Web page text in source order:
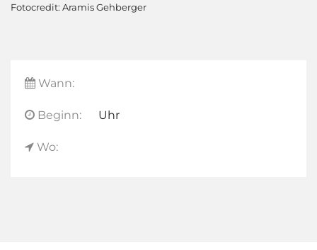
Fotocredit: Aramis Gehberger
Wann:
Beginn: Uhr
Wo: